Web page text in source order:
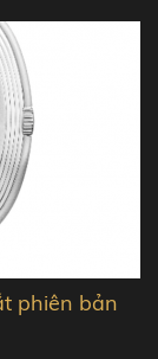
phiên bản